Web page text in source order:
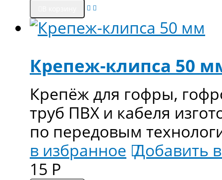
Крепеж-клипса 50
Крепёж для гофры,
труб ПВХ и кабеля
по передовым
в избранное Добавить
15 Р